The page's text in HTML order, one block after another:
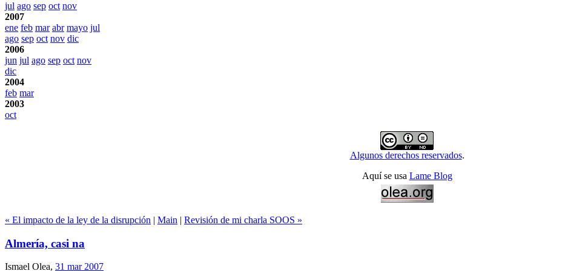
jul ago sep oct nov
2007
ene feb mar abr mayo jul
ago sep oct nov dic
2006
jun jul ago sep oct nov
dic
2004
feb mar
2003
oct
Algunos derechos reservados.
Aquí se usa Lame Blog
« El impacto de la ley de la disrupción | Main | Revisión de mi charla SOOS »
Almería, casi na
Ismael Olea, 31 mar 2007